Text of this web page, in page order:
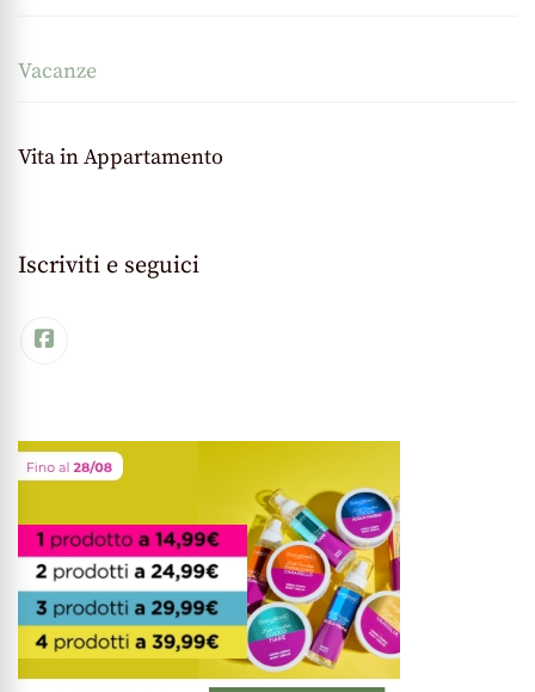
Vacanze
Vita in Appartamento
Iscriviti e seguici